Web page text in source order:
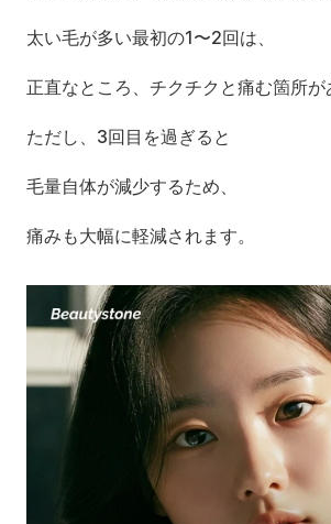
太い毛が多い最初の1〜2回は、
正直なところ、チクチクと痛む箇所が
ただし、3回目を過ぎると
毛量自体が減少するため、
痛みも大幅に軽減されます。